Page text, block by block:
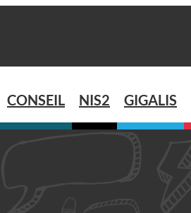
CONSEIL NIS2 GIGALIS